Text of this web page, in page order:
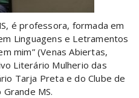
é professora, formada em
Linguagens e Letramentos
mim” (Venas Abiertas,
Literário Mulherio das
Tarja Preta e do Clube de
MS.